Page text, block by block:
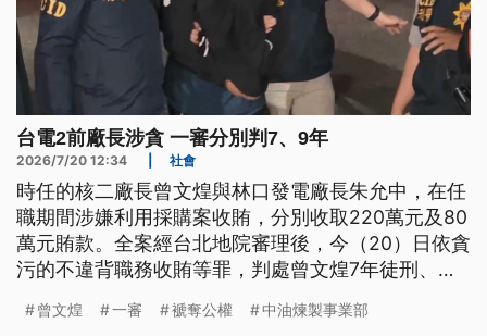
台電2前廠長涉貪 一審分別判7、9年
2026/7/20 12:34 社會
時任的核二廠長曾文煌與林口發電廠長朱允中，在任
職期間涉嫌利用採購案收賄，分別收取220萬元及80
萬元賄款。全案經台北地院審理後，今（20）日依貪
污的不違背職務收賄等罪，判處曾文煌7年徒刑、朱
曾文煌 一審 褫奪公權 中油煉製事業部